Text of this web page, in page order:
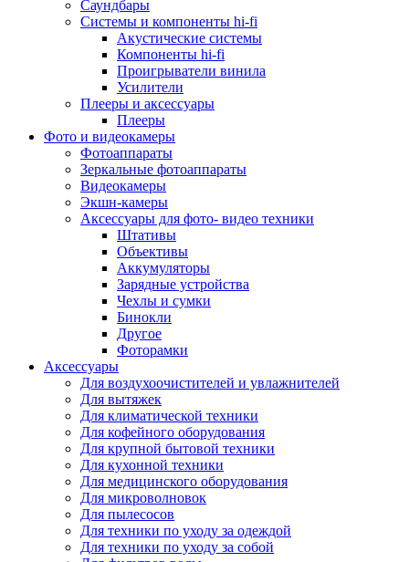
Планшетные устройства
Смарт-часы
Сотовые телефоны
Планшеты для рисования
Электронные книги
Аксессуары для смартфонов и планшетов
Внешние аккумуляторы
Гарнитуры для телефонов
Держатели и подставки
Док станции
Зарядные устройства
Защитные стекла для смартфонов
Кабели и шлейфы
Моноподы
Пленки для планшетов
Прочие аксессуары для телефонов
Стилусы
Трекеры
Чехлы для планшетов
Чехлы для смартфонов
Аксессуары для смарт-часов
Аксессуары к планшетам для рисования
Офис
Принтеры лазерные
Принтеры струйные
Принтеры матричные
Мфу лазерные
Мфу струйные
Мфу светодиодные
Портативные принтеры
Принтеры для печати наклеек
Копировальные аппараты
Сканеры
Саундбары
Системы и компоненты hi-fi
Акустические системы
Компоненты hi-fi
Проигрыватели винила
Усилители
Плееры и аксессуары
Плееры
Фото и видеокамеры
Фотоаппараты
Зеркальные фотоаппараты
Видеокамеры
Экшн-камеры
Аксессуары для фото- видео техники
Штативы
Объективы
Аккумуляторы
Зарядные устройства
Чехлы и сумки
Бинокли
Другое
Фоторамки
Аксессуары
Для воздухоочистителей и увлажнителей
Для вытяжек
Для климатической техники
Для кофейного оборудования
Для крупной бытовой техники
Для кухонной техники
Для медицинского оборудования
Для микроволновок
Для пылесосов
Для техники по уходу за одеждой
Для техники по уходу за собой